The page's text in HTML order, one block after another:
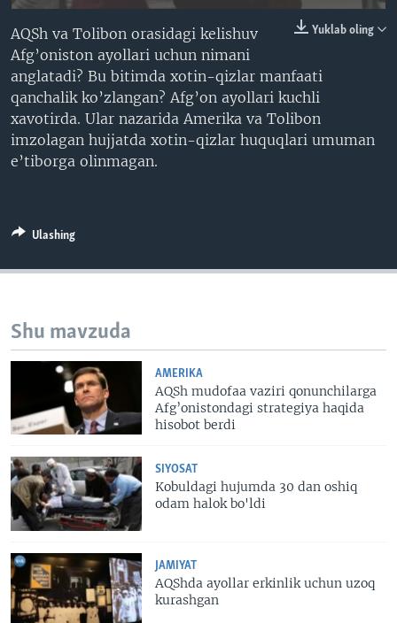
XABARLAR SURATLARDA
TELEGRAM
TWITTER
SOUNDCLOUD
VOA
Yuklab oling
AQSh va Tolibon orasidagi kelishuv
Afg’oniston ayollari uchun nimani
anglatadi? Bu bitimda xotin-qizlar manfaati
qanchalik ko’zlangan? Afg’on ayollari kuchli
xavotirda. Ular nazarida Amerika va Tolibon
imzolagan hujjatda xotin-qizlar huquqlari umuman
e’tiborga olinmagan.
Ulashing
Shu mavzuda
AMERIKA
AQSh mudofaa vaziri qonunchilarga
Afg’onistondagi strategiya haqida
hisobot berdi
SIYOSAT
Kobuldagi hujumda 30 dan oshiq
odam halok bo'ldi
JAMIYAT
AQShda ayollar erkinlik uchun uzoq
kurashgan